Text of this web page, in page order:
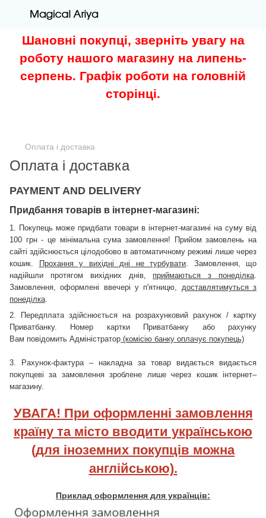
Шановні покупці, зверніть увагу на
роботу нашого магазину на липень-
серпень. Графік роботи на головній
сторінці.
Оплата і доставка
Оплата і доставка
PAYMENT AND DELIVERY
Придбання товарів в інтернет-магазині:
1. Покупець може придбати товари в інтернет-магазині на суму від
100 грн - це мінімальна сума замовлення! Прийом замовлень на
сайті здійснюється цілодобово в автоматичному режимі лише через
кошик. Прохання у вихідні дні не турбувати . Замовлення, що
надійшли протягом вихідних днів, приймаються з понеділка
Замовлення, оформлені ввечері у п'ятницю, доставлятимуться з
понеділка
2. Передплата здійснюється на розрахунковий рахунок / картку
Приватбанку. Номер картки Приватбанку або рахунку
Вам повідомить Адміністратор (комісію банку оплачує покупець)
3. Рахунок-фактура – накладна за товар видається видається
покупцеві за замовлення зроблене лише через кошик інтернет–
магазину.
УВАГА! При оформленні замовлення
країну та місто вводити українською
(для іноземних покупців можна
англійською).
Приклад оформлення для українців: